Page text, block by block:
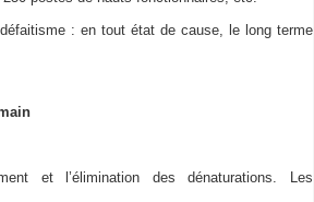
: en tout état de cause, le long terme
et l’élimination des dénaturations. Les